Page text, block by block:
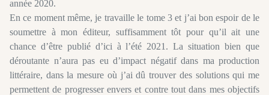
année 2020.
En ce moment même, je travaille le tome 3 et j’ai bon espoir de le
soumettre à mon éditeur, suffisamment tôt pour qu’il ait une
chance d’être publié d’ici à l’été 2021. La situation bien que
déroutante n’aura pas eu d’impact négatif dans ma production
littéraire, dans la mesure où j’ai dû trouver des solutions qui me
permettent de progresser envers et contre tout dans mes objectifs